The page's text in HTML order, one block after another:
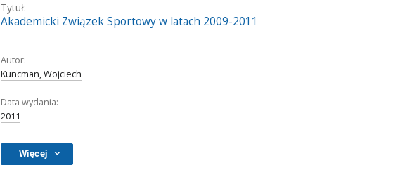
Tytuł:
Akademicki Związek Sportowy w latach 2009-2011
Autor:
Kuncman, Wojciech
Data wydania:
2011
Więcej